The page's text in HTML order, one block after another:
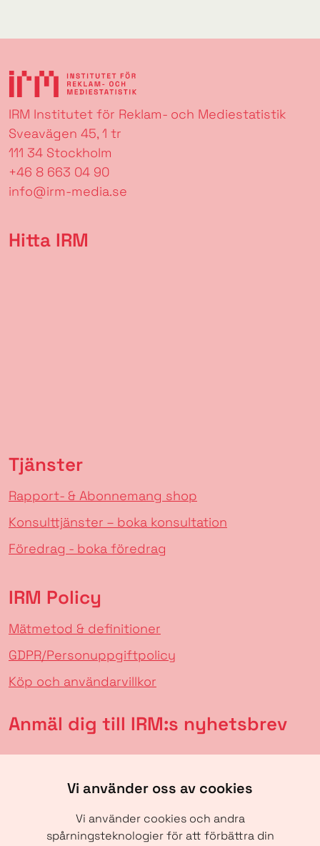
Vi använder oss av cookies
Vi använder cookies och andra
spårningsteknologier för att förbättra din
IRM Institutet för Reklam- och Mediestatistik
Sveavägen 45, 1 tr
111 34 Stockholm
+46 8 663 04 90
info@irm-media.se
Hitta IRM
Tjänster
Rapport- & Abonnemang shop
Konsulttjänster – boka konsultation
Föredrag - boka föredrag
IRM Policy
Mätmetod & definitioner
GDPR/Personuppgiftpolicy
Köp och användarvillkor
Anmäl dig till IRM:s nyhetsbrev